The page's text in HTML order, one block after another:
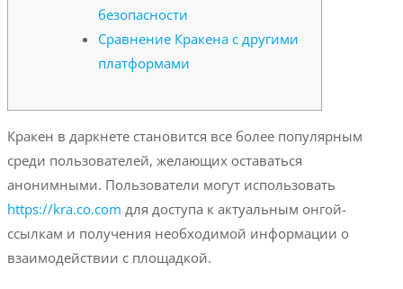
безопасности
Сравнение Кракена с другими
платформами
Кракен в даркнете становится все более популярным
среди пользователей, желающих оставаться
анонимными. Пользователи могут использовать
https://kra.co.com для доступа к актуальным онгой-
ссылкам и получения необходимой информации о
взаимодействии с площадкой.